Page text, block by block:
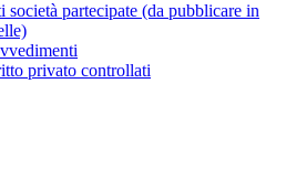
società partecipate (da pubblicare in
privato controllati